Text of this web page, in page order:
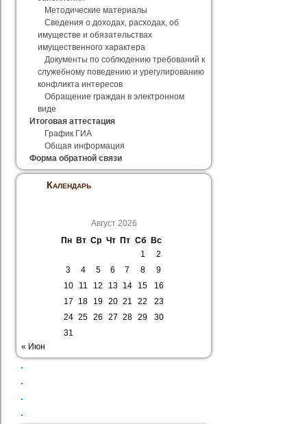
Методические материалы
Сведения о доходах, расходах, об
имуществе и обязательствах
имущественного характера
Документы по соблюдению требований к
служебному поведению и урегулированию
конфликта интересов
Обращение граждан в электронном
виде
Итоговая аттестация
График ГИА
Общая информация
Форма обратной связи
Календарь
Август 2026
Пн
Вт Ср Чт Пт Сб
Вс
1
2
3
4 5 6 7 8
9
10
11 12 13 14 15
16
17
18 19 20 21 22
23
24 25 26 27 28 29
30
31
« Июн